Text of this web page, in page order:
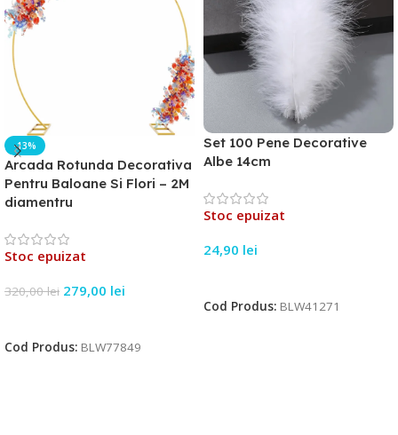
-13%
Arcada Rotunda Decorativa
Pentru Baloane Si Flori – 2M
diamentru
Stoc epuizat
320,00lei 279,00 lei
Cod Produs: BLW77849
Set 100 Pene Decorative
Albe 14cm
Stoc epuizat
24,90 lei
Cod Produs: BLW41271